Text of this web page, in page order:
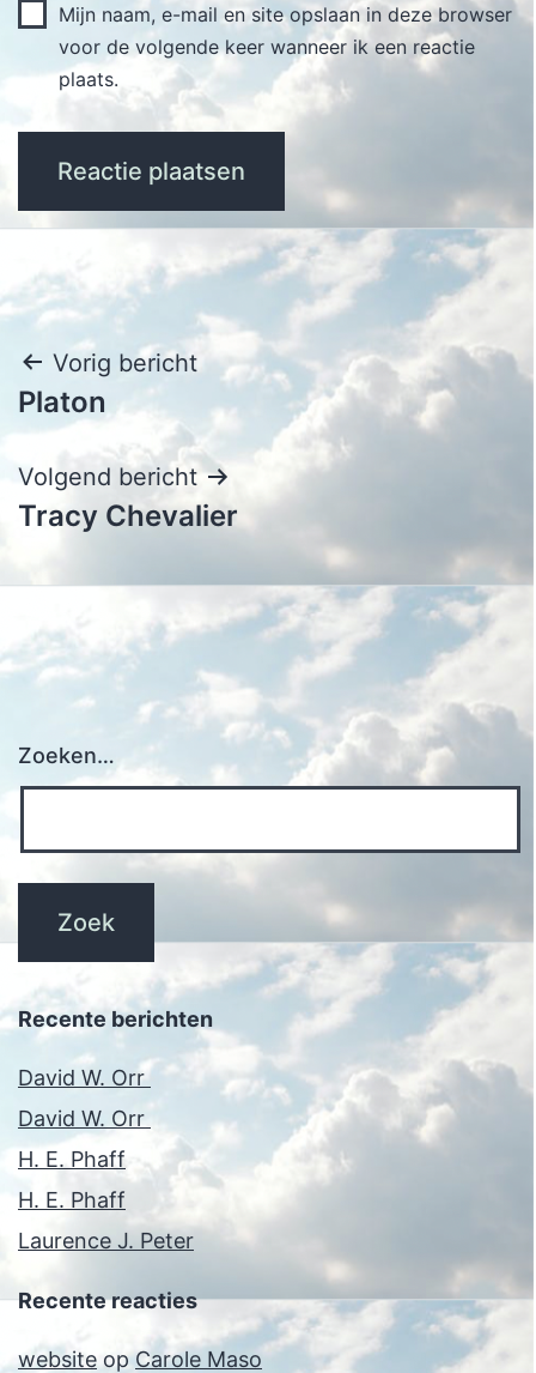
Mijn naam, e-mail en site opslaan in deze browser
voor de volgende keer wanneer ik een reactie
plaats.
Bericht
navigatie
Vorig bericht
Platon
Volgend bericht
Tracy Chevalier
Zoeken…
Recente berichten
David W. Orr
David W. Orr
H. E. Phaff
H. E. Phaff
Laurence J. Peter
Recente reacties
website opCarole Maso